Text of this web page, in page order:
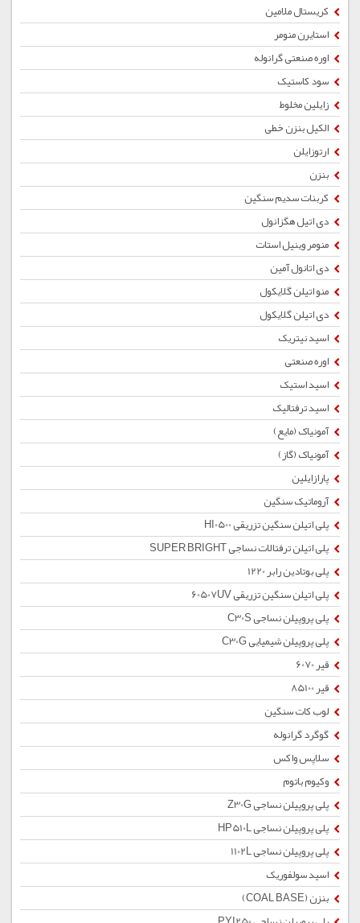
کریستال ملامین
استایرن منومر
اوره صنعتی گرانوله
سود کاستیک
زایلین مخلوط
الکیل بنزن خطی
ارتوزایلن
بنزن
کربنات سدیم سنگین
دی اتیل هگزانول
منومر وینیل استات
دی اتانول آمین
منو اتیلن گلایکول
دی اتیلن گلایکول
اسید نیتریک
اوره صنعتی
اسید استیک
اسید ترفتالیک
آمونیاک (مایع)
آمونیاک (گاز)
پارازایلین
آروماتیک سنگین
پلی اتیلن سنگین تزریقی HI0500
پلی اتیلن ترفتالات نساجی SUPER BRIGHT
پلی بوتادین رابر 1220
پلی اتیلن سنگین تزریقی 60507UV
پلی پروپیلن نساجی C30S
پلی پروپیلن شیمیایی C30G
قیر 6070
قیر 85100
لوب کات سنگین
گوگرد گرانوله
سلاپس واکس
وکیوم باتوم
پلی پروپیلن نساجی Z30G
پلی پروپیلن نساجی HP510L
پلی پروپیلن نساجی 1102L
اسید سولفوریک
بنزن (COAL BASE)